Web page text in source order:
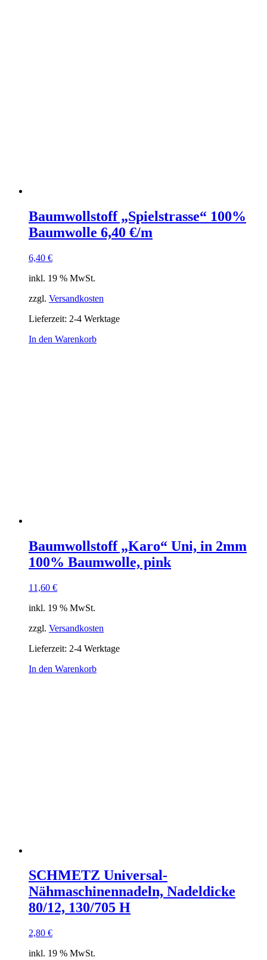
Baumwollstoff „Spielstrasse“ 100%
Baumwolle 6,40 €/m
6,40 €
inkl. 19 % MwSt.
zzgl. Versandkosten
Lieferzeit: 2-4 Werktage
In den Warenkorb
Baumwollstoff „Karo“ Uni, in 2mm
100% Baumwolle, pink
11,60 €
inkl. 19 % MwSt.
zzgl. Versandkosten
Lieferzeit: 2-4 Werktage
In den Warenkorb
SCHMETZ Universal-
Nähmaschinennadeln, Nadeldicke
80/12, 130/705 H
2,80 €
inkl. 19 % MwSt.